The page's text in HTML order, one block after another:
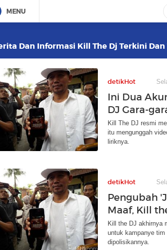
MENU
Dan Informasi Kill The Dj Terkini
detikHot
Ini Dua
DJ Gara-
Kill The DJ resmi
itu mengunggah
liriknya.
detikHot
Pengubah
Maaf, Kill
Kill the DJ akhirnya
untuk kampanye tim
dipolisikannya.